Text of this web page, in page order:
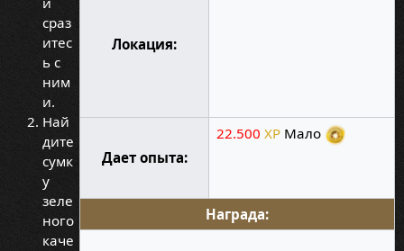
Локация:
Дает опыта:
22.500 XPМало
Награда:
сраз
итес
ь с
ним
и.
Най
дите
сумк
у
зеле
ного
каче